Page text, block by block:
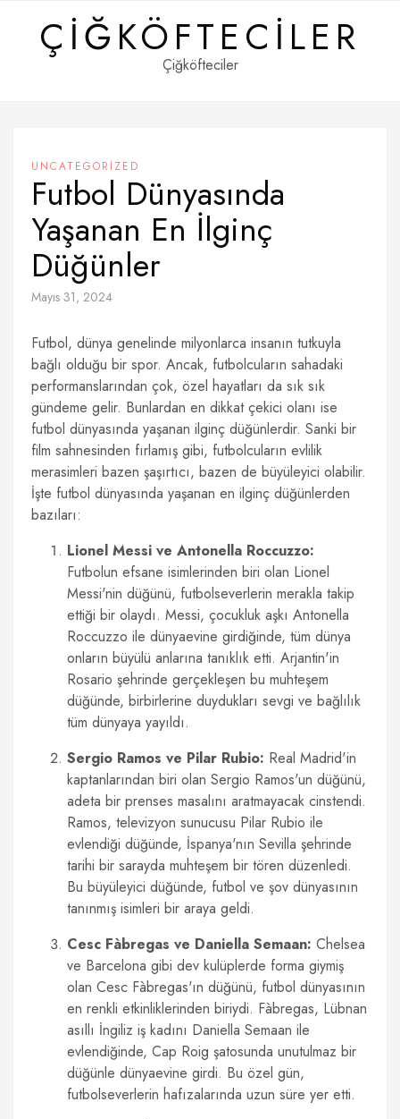
ÇIĞKÖFTECILER
Çiğköfteciler
UNCATEGORIZED
Futbol Dünyasında
Yaşanan En İlginç
Düğünler
Mayıs 31, 2024
Futbol, dünya genelinde milyonlarca insanın tutkuyla
bağlı olduğu bir spor. Ancak, futbolcuların sahadaki
performanslarından çok, özel hayatları da sık sık
gündeme gelir. Bunlardan en dikkat çekici olanı ise
futbol dünyasında yaşanan ilginç düğünlerdir. Sanki bir
film sahnesinden fırlamış gibi, futbolcuların evlilik
merasimleri bazen şaşırtıcı, bazen de büyüleyici olabilir.
İşte futbol dünyasında yaşanan en ilginç düğünlerden
bazıları:
Lionel Messi ve Antonella Roccuzzo:
Futbolun efsane isimlerinden biri olan Lionel
Messi'nin düğünü, futbolseverlerin merakla takip
ettiği bir olaydı. Messi, çocukluk aşkı Antonella
Roccuzzo ile dünyaevine girdiğinde, tüm dünya
onların büyülü anlarına tanıklık etti. Arjantin'in
Rosario şehrinde gerçekleşen bu muhteşem
düğünde, birbirlerine duydukları sevgi ve bağlılık
tüm dünyaya yayıldı.
Sergio Ramos ve Pilar Rubio: Real Madrid'in
kaptanlarından biri olan Sergio Ramos'un düğünü,
adeta bir prenses masalını aratmayacak cinstendi.
Ramos, televizyon sunucusu Pilar Rubio ile
evlendiği düğünde, İspanya'nın Sevilla şehrinde
tarihi bir sarayda muhteşem bir tören düzenledi.
Bu büyüleyici düğünde, futbol ve şov dünyasının
tanınmış isimleri bir araya geldi.
Cesc Fàbregas ve Daniella Semaan: Chelsea
ve Barcelona gibi dev kulüplerde forma giymiş
olan Cesc Fàbregas'ın düğünü, futbol dünyasının
en renkli etkinliklerinden biriydi. Fàbregas, Lübnan
asıllı İngiliz iş kadını Daniella Semaan ile
evlendiğinde, Cap Roig şatosunda unutulmaz bir
düğünle dünyaevine girdi. Bu özel gün,
futbolseverlerin hafızalarında uzun süre yer etti.